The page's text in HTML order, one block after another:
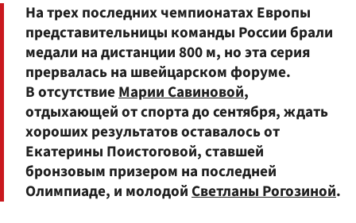
На трех последних чемпионатах Европы
представительницы команды России брали
медали на дистанции 800 м, но эта серия
прервалась на швейцарском форуме.
В отсутствиеМарии Савиновой,
отдыхающей от спорта до сентября, ждать
хороших результатов оставалось от
Екатерины Поистоговой, ставшей
бронзовым призером на последней
Олимпиаде, и молодойСветланы Рогозиной.